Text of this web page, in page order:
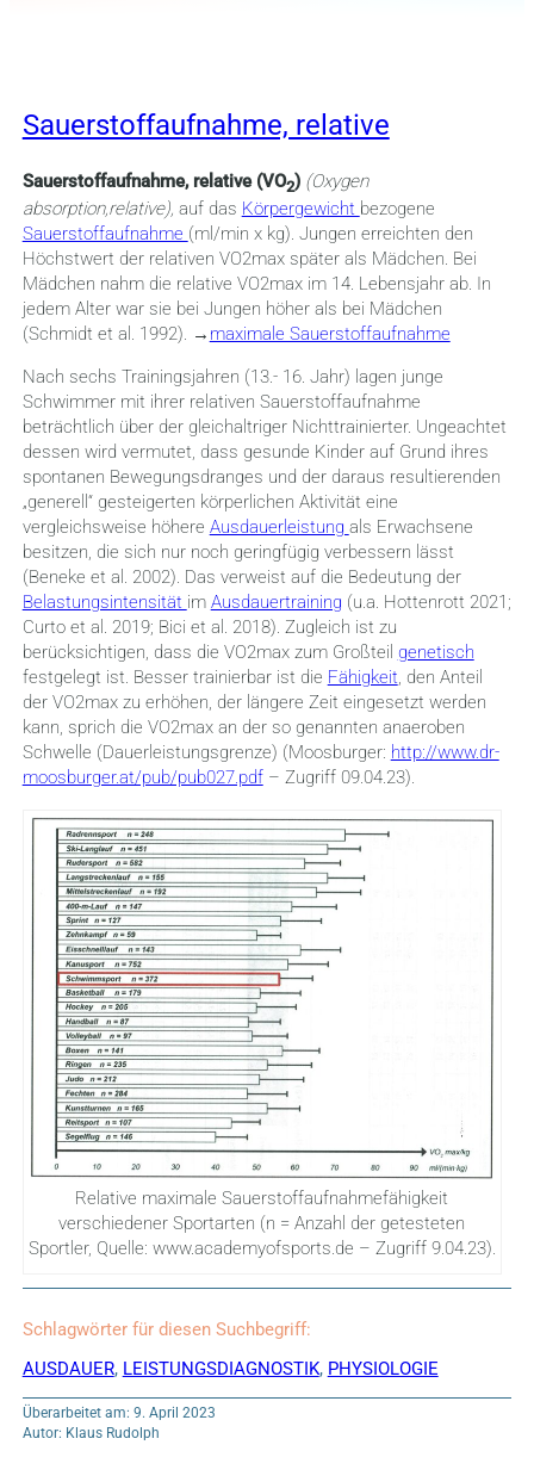
Sauerstoffaufnahme, relative
Sauerstoffaufnahme, relative (VO2) (Oxygen
absorption,relative), auf das Körpergewicht bezogene
Sauerstoffaufnahme (ml/min x kg). Jungen erreichten den
Höchstwert der relativen VO2max später als Mädchen. Bei
Mädchen nahm die relative VO2max im 14. Lebensjahr ab. In
jedem Alter war sie bei Jungen höher als bei Mädchen
(Schmidt et al. 1992). → maximale Sauerstoffaufnahme
Nach sechs Trainingsjahren (13.- 16. Jahr) lagen junge
Schwimmer mit ihrer relativen Sauerstoffaufnahme
beträchtlich über der gleichaltriger Nichttrainierter. Ungeachtet
dessen wird vermutet, dass gesunde Kinder auf Grund ihres
spontanen Bewegungsdranges und der daraus resultierenden
„generell“ gesteigerten körperlichen Aktivität eine
vergleichsweise höhere Ausdauerleistung als Erwachsene
besitzen, die sich nur noch geringfügig verbessern lässt
(Beneke et al. 2002). Das verweist auf die Bedeutung der
Belastungsintensität im Ausdauertraining (u.a. Hottenrott 2021;
Curto et al. 2019; Bici et al. 2018). Zugleich ist zu
berücksichtigen, dass die VO2max zum Großteil genetisch
festgelegt ist. Besser trainierbar ist die Fähigkeit, den Anteil
der VO2max zu erhöhen, der längere Zeit eingesetzt werden
kann, sprich die VO2max an der so genannten anaeroben
Schwelle (Dauerleistungsgrenze) (Moosburger: http://www.dr-
moosburger.at/pub/pub027.pdf– Zugriff 09.04.23).
Relative maximale Sauerstoffaufnahmefähigkeit
verschiedener Sportarten (n = Anzahl der getesteten
Sportler, Quelle: www.academyofsports.de – Zugriff 9.04.23).
Schlagwörter für diesen Suchbegriff:
AUSDAUER, LEISTUNGSDIAGNOSTIK, PHYSIOLOGIE
Überarbeitet am: 9. April 2023
Autor: Klaus Rudolph